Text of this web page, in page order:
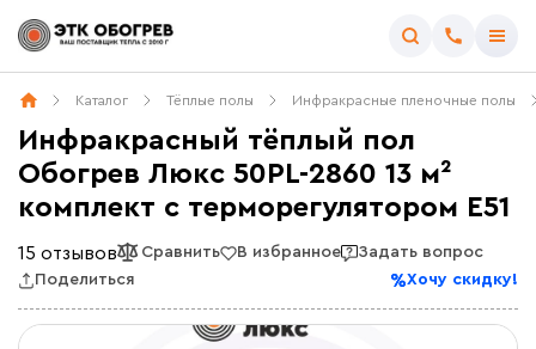
Каталог Тёплые полы Инфракрасные пленочные полы
Инфракрасный тёплый пол
Обогрев Люкс 50PL-2860 13 м²
комплект c терморегулятором E51
15 отзывов Сравнить В избранное
Задать вопрос
Поделиться
Хочу скидку!